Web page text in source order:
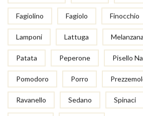
Fagiolino Fagiolo Finocchio
Lamponi Lattuga Melanzana
Patata Peperone Pisello
Pomodoro Porro
Ravanello Sedano Spinaci